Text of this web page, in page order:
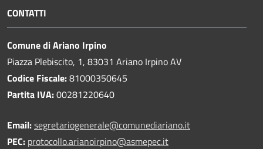
CONTATTI
Comune di Ariano Irpino
Piazza Plebiscito, 1, 83031 Ariano Irpino AV
Codice Fiscale:81000350645
Partita IVA:00281220640
Email:segretariogenerale@comunediariano.it
PEC: protocollo.arianoirpino@asmepec.it